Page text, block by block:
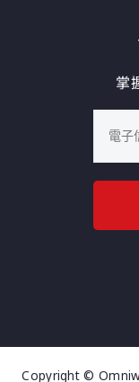
掌
Copyright ©